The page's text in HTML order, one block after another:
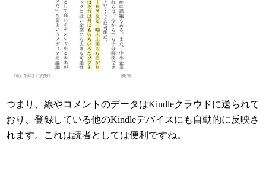
つまり、線やコメントのデータはKindleクラウドに送られて
おり、登録している他のKindleデバイスにも自動的に反映さ
れます。これは読者としては便利ですね。